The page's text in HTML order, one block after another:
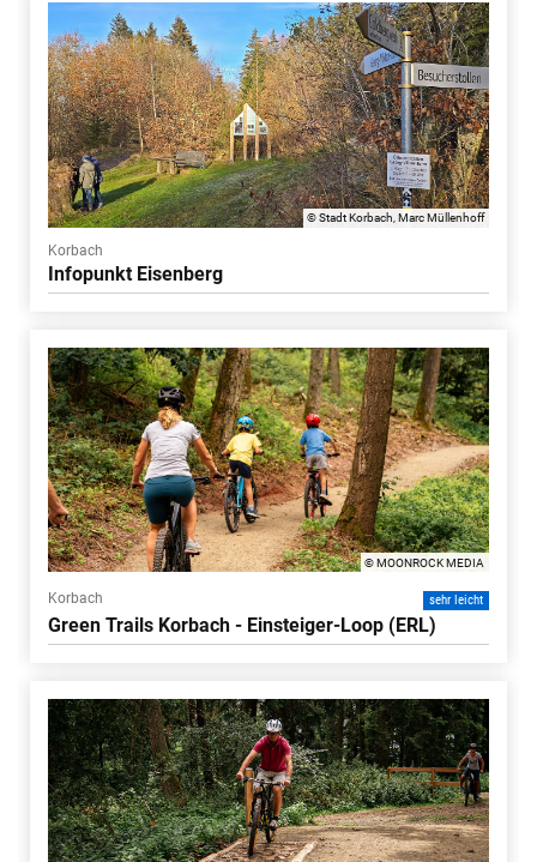
© Stadt Korbach, Marc Müllenhoff
Korbach
Infopunkt Eisenberg
© MOONROCK MEDIA
Korbach sehr leicht
Green Trails Korbach - Einsteiger-Loop (ERL)